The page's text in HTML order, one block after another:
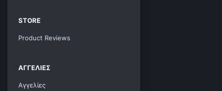
STORE
Product Reviews
ΑΓΓΕΛΊΕΣ
Αγγελίες